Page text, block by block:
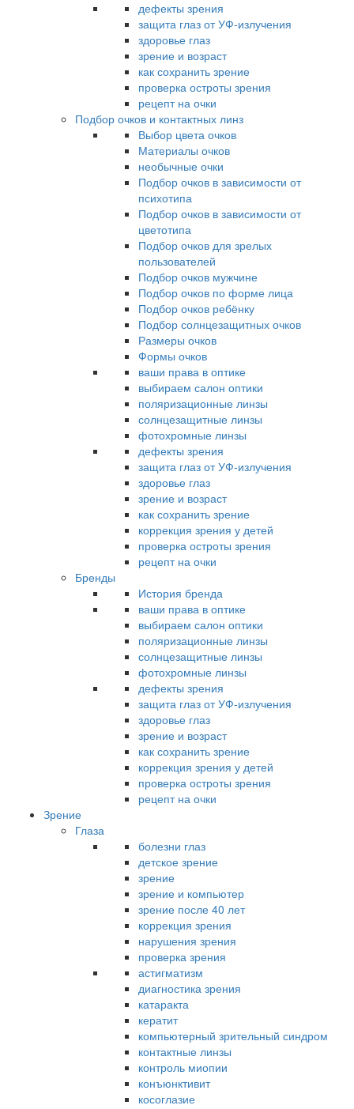
дефекты зрения
защита глаз от УФ-излучения
здоровье глаз
зрение и возраст
как сохранить зрение
проверка остроты зрения
рецепт на очки
Подбор очков и контактных линз
Выбор цвета очков
Материалы очков
необычные очки
Подбор очков в зависимости от
психотипа
Подбор очков в зависимости от
цветотипа
Подбор очков для зрелых
пользователей
Подбор очков мужчине
Подбор очков по форме лица
Подбор очков ребёнку
Подбор солнцезащитных очков
Размеры очков
Формы очков
ваши права в оптике
выбираем салон оптики
поляризационные линзы
солнцезащитные линзы
фотохромные линзы
дефекты зрения
защита глаз от УФ-излучения
здоровье глаз
зрение и возраст
как сохранить зрение
коррекция зрения у детей
проверка остроты зрения
рецепт на очки
Бренды
История бренда
ваши права в оптике
выбираем салон оптики
поляризационные линзы
солнцезащитные линзы
фотохромные линзы
дефекты зрения
защита глаз от УФ-излучения
здоровье глаз
зрение и возраст
как сохранить зрение
коррекция зрения у детей
проверка остроты зрения
рецепт на очки
Зрение
Глаза
болезни глаз
детское зрение
зрение
зрение и компьютер
зрение после 40 лет
коррекция зрения
нарушения зрения
проверка зрения
астигматизм
диагностика зрения
катаракта
кератит
компьютерный зрительный синдром
контактные линзы
контроль миопии
конъюнктивит
косоглазие